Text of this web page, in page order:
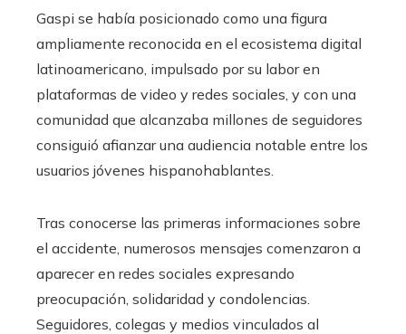
Gaspi se había posicionado como una figura
ampliamente reconocida en el ecosistema digital
latinoamericano, impulsado por su labor en
plataformas de video y redes sociales, y con una
comunidad que alcanzaba millones de seguidores
consiguió afianzar una audiencia notable entre los
usuarios jóvenes hispanohablantes.
Tras conocerse las primeras informaciones sobre
el accidente, numerosos mensajes comenzaron a
aparecer en redes sociales expresando
preocupación, solidaridad y condolencias.
Seguidores, colegas y medios vinculados al